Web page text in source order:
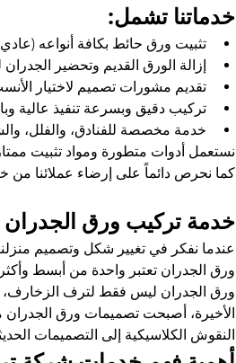
خدماتنا تشمل:
تثبيت ورق حائط بكافة أنواعه
إزالة الورق القديم وتحضير
تقديم مشورات تصميم لاختيار
تركيب دقيق وبسرعة تنفيذ عالية
خدمة مخصصة للفنادق، والفلل،
نستعمل أدوات متطورة ومواد تثبيت
كما نحرص دائماً على إرضاء عملائنا من
خدمة تركيب ورق الجدران
عندما نفكر في تغيير شكل وتصميم
ورق الجدران تعتبر واحدة من أبسط
ورق الجدران ليس فقط لترف الزخارف، بل
الأخيرة، أصبحت تصميمات ورق الجدران
النقوش الكلاسيكية إلى التصميمات